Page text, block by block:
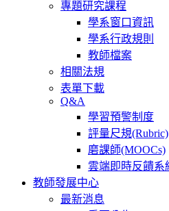
專題研究課程
學系窗口資訊
學系行政規則
教師檔案
相關法規
表單下載
Q&A
學習預警制度
評量尺規(Rubric)
磨課師(MOOCs)
雲端即時反饋系
教師發展中心
最新消息